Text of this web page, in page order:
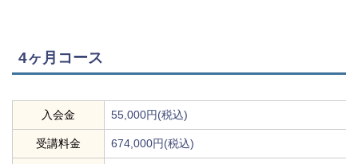
4ヶ月コース
入会金 55,000円(税込)
受講料金 674,000円(税込)